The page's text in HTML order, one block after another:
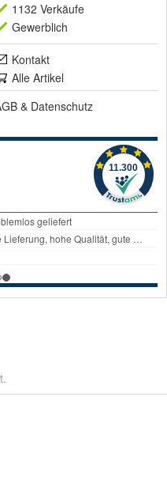
1132 Verkäufe
Gewerblich
Kontakt
Alle Artikel
& Datenschutz